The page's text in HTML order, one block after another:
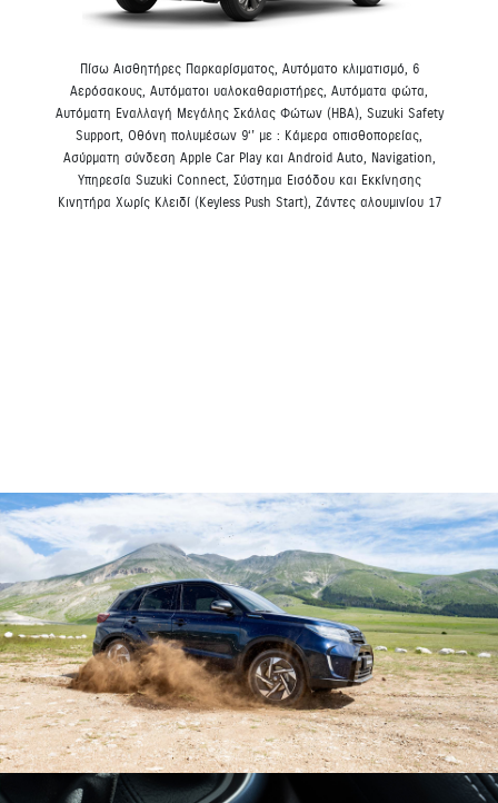
Πίσω Αισθητήρες Παρκαρίσματος, Αυτόματο κλιματισμό, 6
Αερόσακους, Αυτόματοι υαλοκαθαριστήρες, Αυτόματα φώτα,
Αυτόματη Εναλλαγή Μεγάλης Σκάλας Φώτων (HBA), Suzuki Safety
Support, Οθόνη πολυμέσων 9‘’ με : Κάμερα οπισθοπορείας,
Ασύρματη σύνδεση Apple Car Play και Android Auto, Navigation,
Υπηρεσία Suzuki Connect, Σύστημα Εισόδου και Εκκίνησης
Κινητήρα Χωρίς Κλειδί (Keyless Push Start), Ζάντες αλουμινίου 17